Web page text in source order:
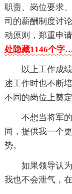
职责、岗位要求
司的薪酬制度讨
动原则，郑重申
处隐藏1146个
以上工作成
述工作时也不断
不同的岗位上奠定
不想当将军
同，提供我一个
势。
如果领导认
我也不会泄气，